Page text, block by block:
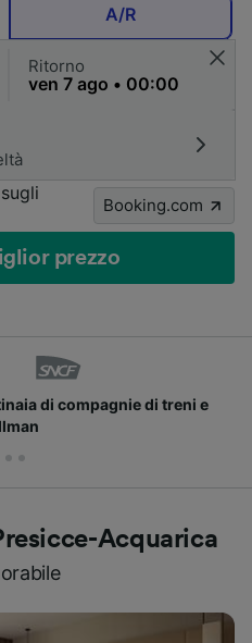
A/R
Ritorno
Booking.com
prezzo
di compagnie di treni e
Acquarica